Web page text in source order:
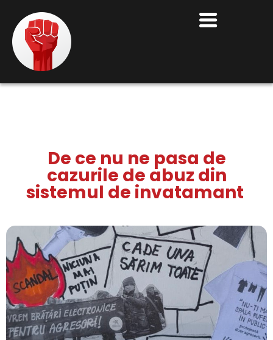
De ce nu ne pasa de
cazurile de abuz din
sistemul de invatamant